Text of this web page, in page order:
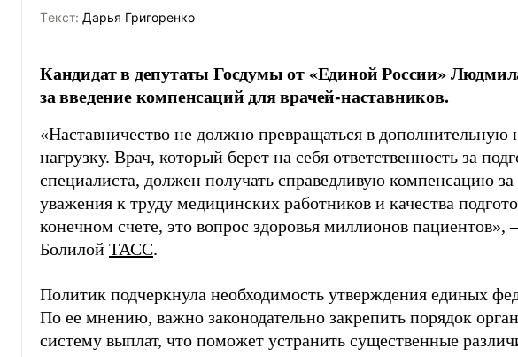
Tекст: Дарья Григоренко
Кандидат в депутаты Госдумы от «Единой России»
за введение компенсаций для врачей-наставников.
«Наставничество не должно превращаться в дополнительную
нагрузку. Врач, который берет на себя ответственность за
специалиста, должен получать справедливую компенсацию за
уважения к труду медицинских работников и качества
конечном счете, это вопрос здоровья миллионов пациентов»,
Болилой ТАСС.
Политик подчеркнула необходимость утверждения единых
По ее мнению, важно законодательно закрепить порядок
систему выплат, что поможет устранить существенные